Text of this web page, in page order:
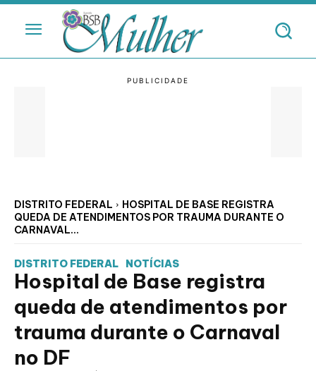
DISTRITO FEDERAL
HOSPITAL DE BASE REGISTRA
QUEDA DE ATENDIMENTOS POR TRAUMA DURANTE O
CARNAVAL...
DISTRITO FEDERAL NOTÍCIAS
Hospital de Base registra
queda de atendimentos por
trauma durante o Carnaval
no DF